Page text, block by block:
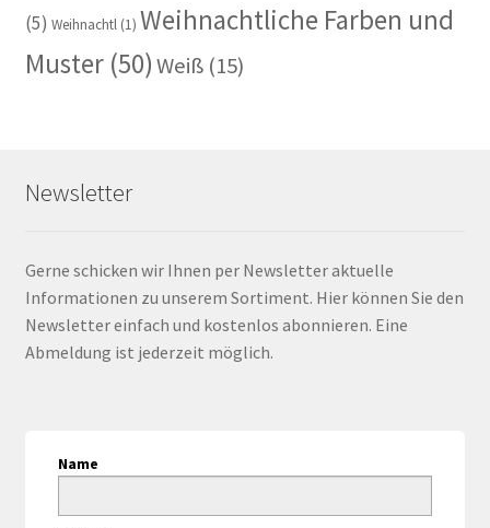
(5) Weihnachtl(1) Weihnachtliche Farben und
Muster(50)Weiß(15)
Newsletter
Gerne schicken wir Ihnen per Newsletter aktuelle
Informationen zu unserem Sortiment. Hier können Sie den
Newsletter einfach und kostenlos abonnieren. Eine
Abmeldung ist jederzeit möglich.
Name